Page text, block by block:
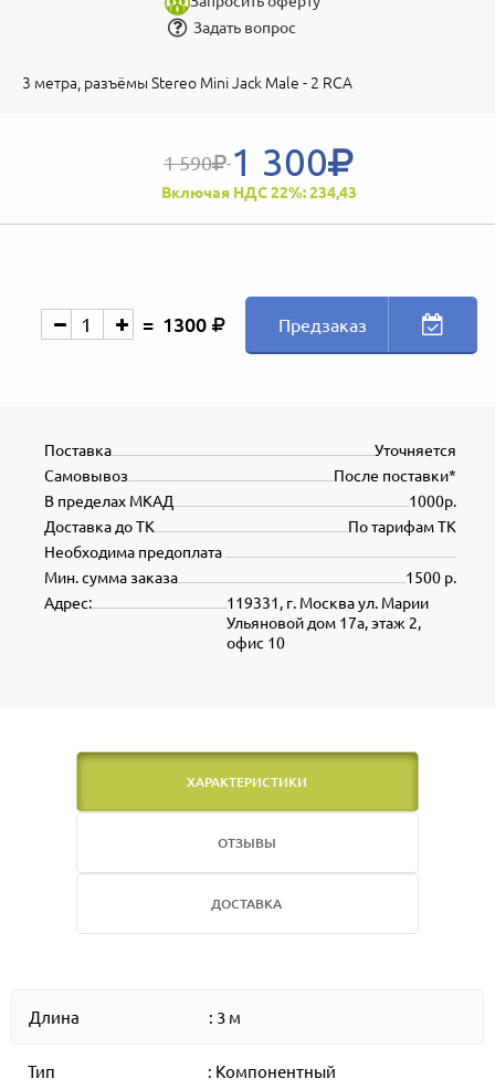
Задать вопрос
3 метра, разъёмы Stereo Mini Jack Male - 2 RCA
1 590 1 300
Включая НДС 22%: 234,43
1300 Предзаказ
Уточняется
Поставка
После поставки*
Самовывоз
1000р.
В пределах МКАД
По тарифам ТК
Доставка до ТК
Необходима предоплата
1500 р.
Мин. сумма заказа
119331, г. Москва ул. Марии
Ульяновой дом 17а, этаж 2,
офис 10
Адрес:
ХАРАКТЕРИСТИКИ
ОТЗЫВЫ
ДОСТАВКА
Длина : 3 м
Тип : Компонентный